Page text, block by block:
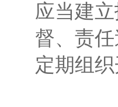
应当建
督、责
定期组